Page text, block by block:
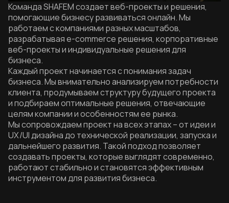
Команда SHAFEM создает веб-проекты и решения,
помогающие бизнесу развиваться онлайн. Мы
работаем с компаниями разных масштабов,
разрабатывая e-commerce решения, корпоративные
веб-проекты и индивидуальные решения для
бизнеса.
Каждый проект начинается с понимания задач
бизнеса. Мы внимательно анализируем потребности
клиента, продумываем структуру будущего проекта
и подбираем оптимальные решения, отвечающие
целям компании и особенностям ее рынка.
Мы сопровождаем проект на всех этапах – от идеи и
UX/UI дизайна до технической реализации, запуска и
дальнейшего развития. Такой подход позволяет
создавать проекты, которые выглядят современно,
работают стабильно и становятся эффективным
инструментом для развития бизнеса.